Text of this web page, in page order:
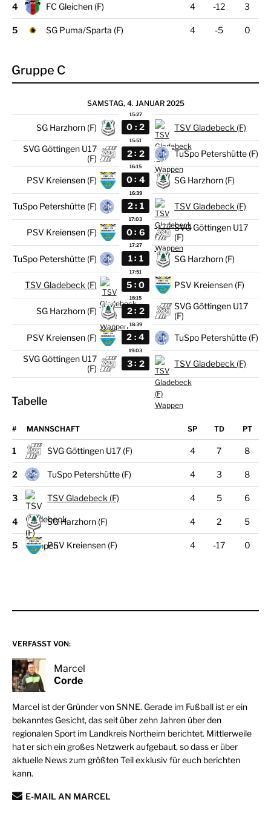
4 FC Gleichen (F) 4 -12 3
5 SG Puma/Sparta (F) 4 -5 0
Gruppe C
SAMSTAG, 4. JANUAR 2025
15:27
SG Harzhorn (F) 0 : 2 TSV Gladebeck (F)
15:51
SVG Göttingen U17
(F)
2 : 2 TuSpo Petershütte (F)
16:15
PSV Kreiensen (F) 0 : 4 SG Harzhorn (F)
16:39
TuSpo Petershütte (F) 2 : 1 TSV Gladebeck (F)
17:03
PSV Kreiensen (F) 0 : 6
SVG Göttingen U17
(F)
17:27
TuSpo Petershütte (F) 1 : 1 SG Harzhorn (F)
17:51
TSV Gladebeck (F) 5 : 0 PSV Kreiensen (F)
18:15
SG Harzhorn (F) 2 : 2
SVG Göttingen U17
(F)
18:39
PSV Kreiensen (F) 2 : 4 TuSpo Petershütte (F)
19:03
SVG Göttingen U17
(F)
3 : 2 TSV Gladebeck (F)
Tabelle
# MANNSCHAFT
1 SVG Göttingen U17 (F) 4 7 8
2 TuSpo Petershütte (F) 4 3 8
3 TSV Gladebeck (F) 4 5 6
4 SG Harzhorn (F) 4 2 5
5 PSV Kreiensen (F) 4 -17 0
VERFASST VON:
Marcel
Corde
Marcel ist der Gründer von SNNE. Gerade im Fußball ist er ein
bekanntes Gesicht, das seit über zehn Jahren über den
regionalen Sport im Landkreis Northeim berichtet. Mittlerweile
hat er sich ein großes Netzwerk aufgebaut, so dass er über
aktuelle News zum größten Teil exklusiv für euch berichten
kann.
E-MAIL AN MARCEL